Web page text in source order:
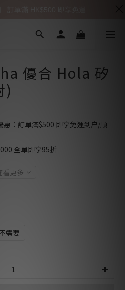
優合 Hola 矽
)
惠：訂單滿$500 即享免運到户/順
全單即享95折
看更多
需要